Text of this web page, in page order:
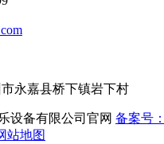
永嘉县桥下镇岩下村
设备有限公司官网 备案号
站地图